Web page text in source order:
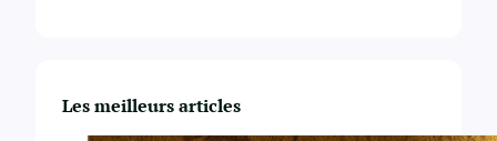
Les meilleurs articles